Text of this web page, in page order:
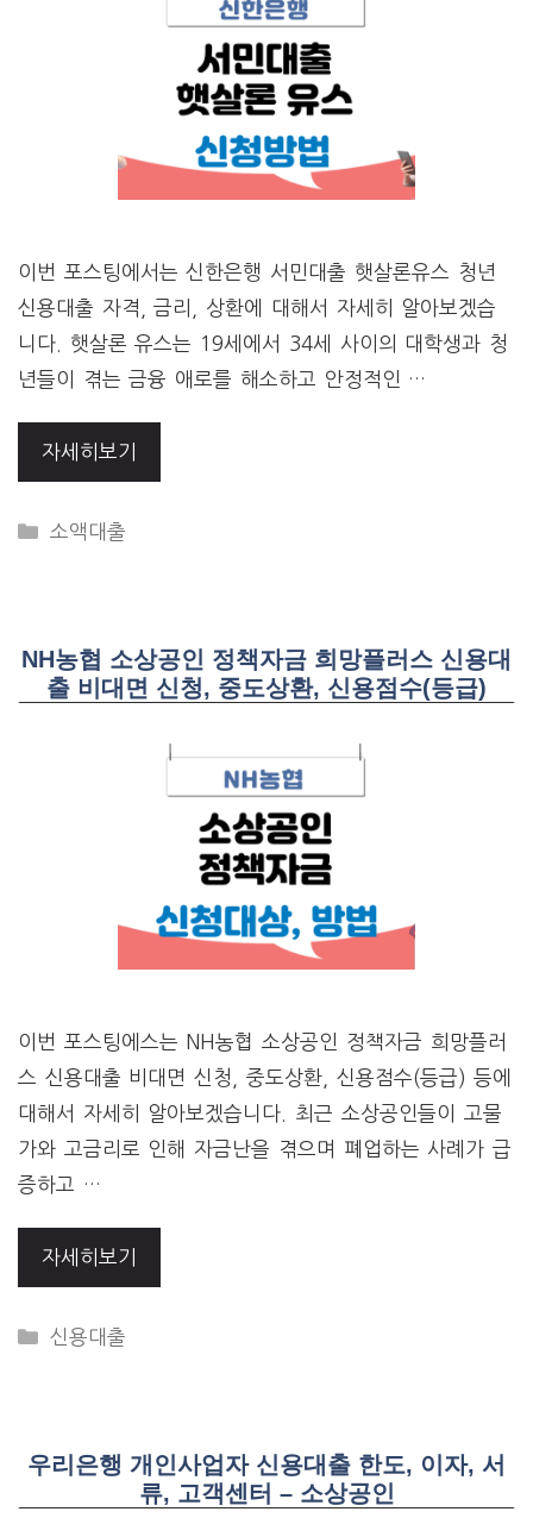
이번 포스팅에서는 신한은행 서민대출 햇살론유스 청년
신용대출 자격, 금리, 상환에 대해서 자세히 알아보겠습
니다. 햇살론 유스는 19세에서 34세 사이의 대학생과 청
년들이 겪는 금융 애로를 해소하고 안정적인 …
자세히보기
CATEGORIES
소액대출
NH농협 소상공인 정책자금 희망플러스 신용대
출 비대면 신청, 중도상환, 신용점수(등급)
이번 포스팅에스는 NH농협 소상공인 정책자금 희망플러
스 신용대출 비대면 신청, 중도상환, 신용점수(등급) 등에
대해서 자세히 알아보겠습니다. 최근 소상공인들이 고물
가와 고금리로 인해 자금난을 겪으며 폐업하는 사례가 급
증하고 …
자세히보기
CATEGORIES
신용대출
우리은행 개인사업자 신용대출 한도, 이자, 서
류, 고객센터 – 소상공인